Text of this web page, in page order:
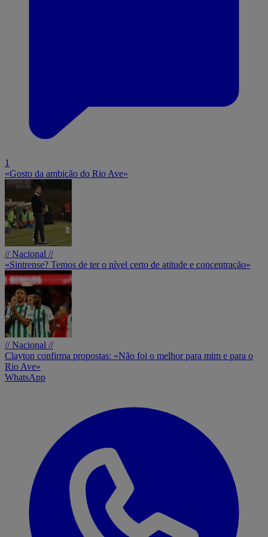
1
«Gosto da ambição do Rio Ave»
// Nacional //
«Sintrense? Temos de ter o nível certo de atitude e concentração»
// Nacional //
Clayton confirma propostas: «Não foi o melhor para mim e para o
Rio Ave»
WhatsApp